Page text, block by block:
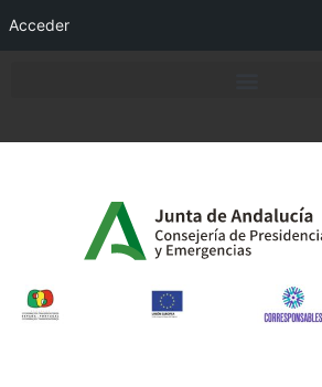
Acceder